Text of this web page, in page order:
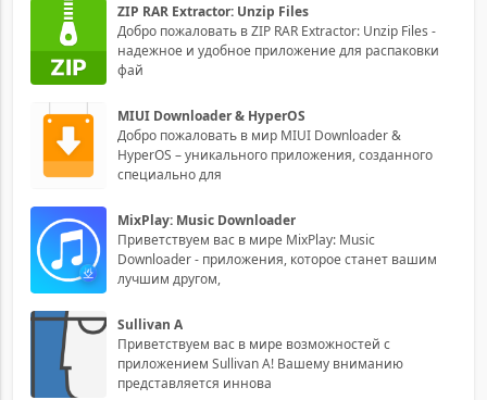
ZIP RAR Extractor: Unzip Files
Добро пожаловать в ZIP RAR Extractor: Unzip Files -
надежное и удобное приложение для распаковки
фай
MIUI Downloader & HyperOS
Добро пожаловать в мир MIUI Downloader &
HyperOS – уникального приложения, созданного
специально для
MixPlay: Music Downloader
Приветствуем вас в мире MixPlay: Music
Downloader - приложения, которое станет вашим
лучшим другом,
Sullivan A
Приветствуем вас в мире возможностей с
приложением Sullivan A! Вашему вниманию
представляется иннова